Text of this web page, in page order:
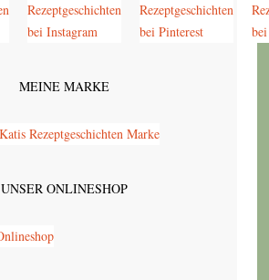
MEINE MARKE
UNSER ONLINESHOP